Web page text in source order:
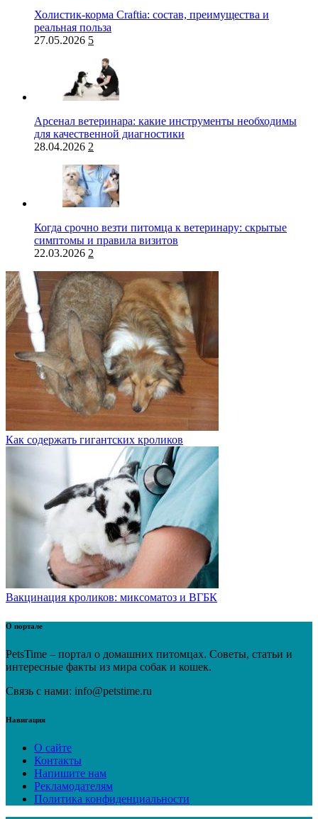
Холистик-корма Craftia: состав, преимущества и
реальная польза
27.05.2026 5
Арсенал ветеринара: какие инструменты необходимы
для качественной диагностики
28.04.2026 2
Когда срочно везти питомца к ветеринару: скрытые
симптомы и правила визитов
22.03.2026 2
Как содержать гигантских кроликов
Вакцинация кроликов: миксоматоз и ВГБК
О портале
PetsTime – портал о домашних питомцах. Советы, статьи и
интересные факты из мира собак и кошек.
Связь с нами: info@petstime.ru
Навигация
О сайте
Контакты
Напишите нам
Рекламодателям
Политика конфиденциальности